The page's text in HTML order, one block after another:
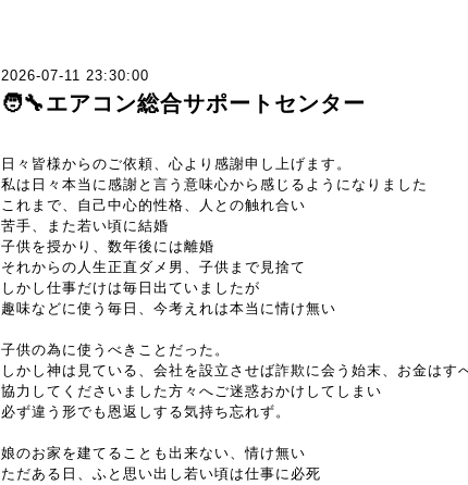
2026-07-11 23:30:00
🧑‍🔧エアコン総合サポートセンター
日々皆様からのご依頼、心より感謝申し上げます。
私は日々本当に感謝と言う意味心から感じるようになりました
これまで、自己中心的性格、人との触れ合い
苦手、また若い頃に結婚
子供を授かり、数年後には離婚
それからの人生正直ダメ男、子供まで見捨て
しかし仕事だけは毎日出ていましたが
趣味などに使う毎日、今考えれは本当に情け無い
子供の為に使うべきことだった。
しかし神は見ている、会社を設立させば詐欺に会う始末、お金はす
協力してくださいました方々へご迷惑おかけしてしまい
必ず違う形でも恩返しする気持ち忘れず。
娘のお家を建てることも出来ない、情け無い
ただある日、ふと思い出し若い頃は仕事に必死